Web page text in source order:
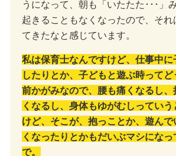
うになって、朝も「いたたた･･･」
起きることもなくなったので、それ
てきたなと感じています。
私は保育士なんですけど、仕事中に
したりとか、子どもと遊ぶ時って
前かがみなので、腰も痛くなるし
くなるし、身体もゆがむしってい
けど、そこが、抱っことか、遊ん
くなったりとかもだいぶマシにな
で。